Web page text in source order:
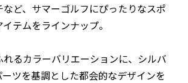
など、サマーゴルフにぴったりなスポ
テムをラインナップ。
れるカラーバリエーションに、シルバ
ツを基調とした都会的なデザインを